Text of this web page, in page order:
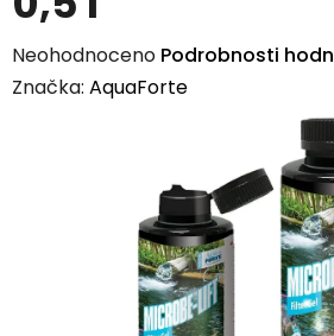
Průměrné
hodnocení
Neohodnoceno Podrobnosti
Značka: AquaForte